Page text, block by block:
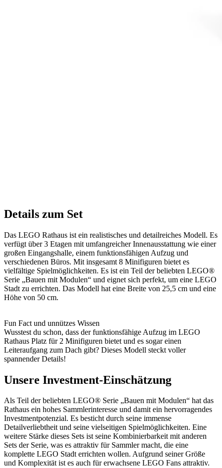
Details zum Set
Das LEGO Rathaus ist ein realistisches und detailreiches Modell. Es
verfügt über 3 Etagen mit umfangreicher Innenausstattung wie einer
großen Eingangshalle, einem funktionsfähigen Aufzug und
verschiedenen Büros. Mit insgesamt 8 Minifiguren bietet es
vielfältige Spielmöglichkeiten. Es ist ein Teil der beliebten LEGO®
Serie „Bauen mit Modulen“ und eignet sich perfekt, um eine LEGO
Stadt zu errichten. Das Modell hat eine Breite von 25,5 cm und eine
Höhe von 50 cm.
Fun Fact und unnützes Wissen
Wusstest du schon, dass der funktionsfähige Aufzug im LEGO
Rathaus Platz für 2 Minifiguren bietet und es sogar einen
Leiteraufgang zum Dach gibt? Dieses Modell steckt voller
spannender Details!
Unsere Investment-Einschätzung
Als Teil der beliebten LEGO® Serie „Bauen mit Modulen“ hat das
Rathaus ein hohes Sammlerinteresse und damit ein hervorragendes
Investmentpotenzial. Es besticht durch seine immense
Detailverliebtheit und seine vielseitigen Spielmöglichkeiten. Eine
weitere Stärke dieses Sets ist seine Kombinierbarkeit mit anderen
Sets der Serie, was es attraktiv für Sammler macht, die eine
komplette LEGO Stadt errichten wollen. Aufgrund seiner Größe
und Komplexität ist es auch für erwachsene LEGO Fans attraktiv.